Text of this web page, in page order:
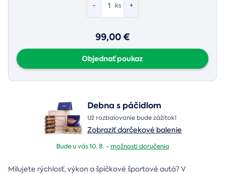
- +
ks
99,00 €
Objednať poukaz
Debna s páčidlom
Už rozbalovanie bude zážitok!
Zobraziť darčekové balenie
Bude u vás 10. 8. -možnosti doručenia
Milujete rýchlosť, výkon a špičkové športové autá? V